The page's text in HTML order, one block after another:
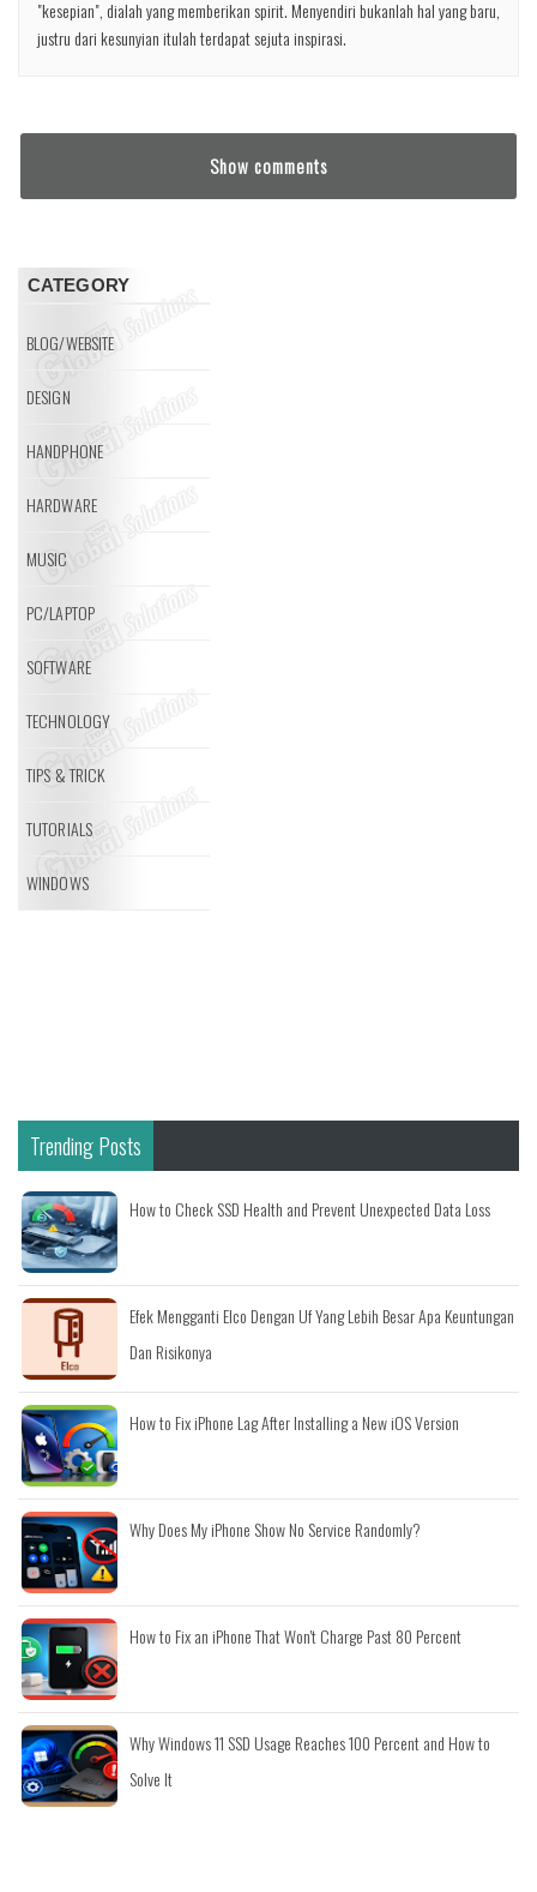
"kesepian", dialah yang memberikan spirit. Menyendiri bukanlah hal yang baru,
justru dari kesunyian itulah terdapat sejuta inspirasi.
Show comments
CATEGORY
BLOG/WEBSITE
DESIGN
HANDPHONE
HARDWARE
MUSIC
PC/LAPTOP
SOFTWARE
TECHNOLOGY
TIPS & TRICK
TUTORIALS
WINDOWS
Trending Posts
How to Check SSD Health and Prevent Unexpected Data Loss
Efek Mengganti Elco Dengan Uf Yang Lebih Besar Apa Keuntungan
Dan Risikonya
How to Fix iPhone Lag After Installing a New iOS Version
Why Does My iPhone Show No Service Randomly?
How to Fix an iPhone That Won't Charge Past 80 Percent
Why Windows 11 SSD Usage Reaches 100 Percent and How to
Solve It